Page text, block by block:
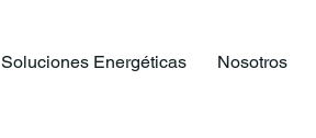
Soluciones Energéticas Nosotros